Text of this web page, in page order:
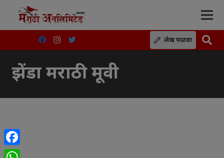
लेख पाठवा
झेंडा मराठी मूवी
Facebook